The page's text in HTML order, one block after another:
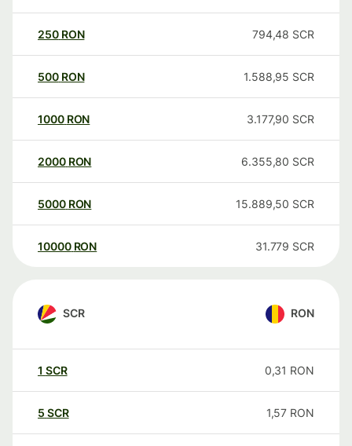
250 RON 794,48 SCR
500 RON 1.588,95 SCR
1000 RON 3.177,90 SCR
2000 RON 6.355,80 SCR
5000 RON 15.889,50 SCR
10000 RON 31.779 SCR
SCR RON
1 SCR 0,31 RON
5 SCR 1,57 RON